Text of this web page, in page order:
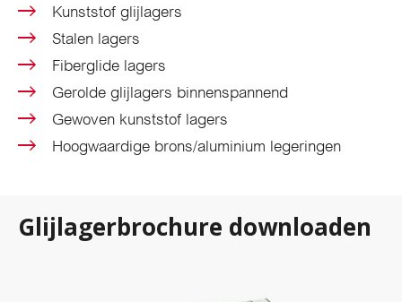
Kunststof glijlagers
Stalen lagers
Fiberglide lagers
Gerolde glijlagers binnenspannend
Gewoven kunststof lagers
Hoogwaardige brons/aluminium legeringen
Glijlagerbrochure downloaden